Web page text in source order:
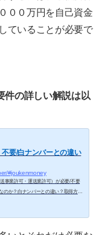
００万円を自己資金
ていることが必要で
件の詳しい解説は以
不要/白ナンバーとの違い
#joukenmoney
事業許可・運送業許可）が必要/不要
のか？白ナンバーとの違い？取得方法/
乗用車など自家用自動車が白色のナン